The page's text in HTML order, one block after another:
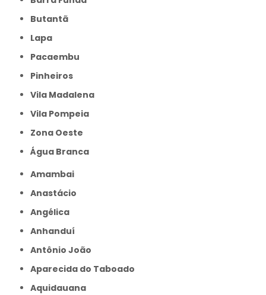
Butantã
Lapa
Pacaembu
Pinheiros
Vila Madalena
Vila Pompeia
Zona Oeste
Água Branca
Amambai
Anastácio
Angélica
Anhanduí
Antônio João
Aparecida do Taboado
Aquidauana